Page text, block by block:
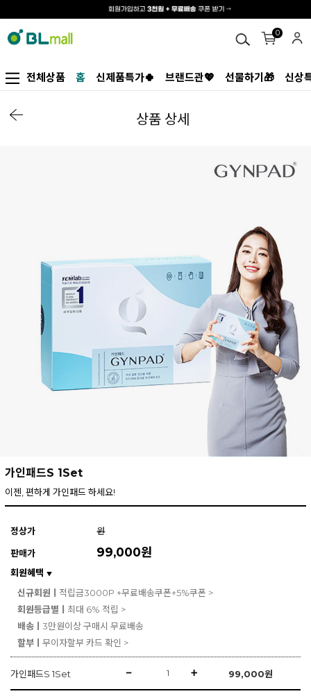
0
전체상품 홈 신제품특가🍀 브랜드관💖 선물하기🎁 신상
상품 상세
가인패드S 1Set
이젠, 편하게 가인패드 하세요!
정상가
원
판매가
99,000원
회원혜택 ▼
신규회원ㅣ 적립금3000P +무료배송쿠폰+5%쿠폰 >
회원등급별ㅣ 최대 6% 적립 >
배송ㅣ 3만원이상 구매시 무료배송
할부ㅣ 무이자할부 카드 확인 >
가인패드S 1Set 99,000원